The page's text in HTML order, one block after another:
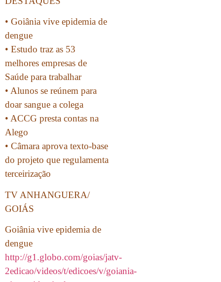
• Goiânia vive epidemia de
dengue
• Estudo traz as 53
melhores empresas de
Saúde para trabalhar
• Alunos se reúnem para
doar sangue a colega
• ACCG presta contas na
Alego
• Câmara aprova texto-base
do projeto que regulamenta
terceirização
TV ANHANGUERA/
GOIÁS
Goiânia vive epidemia de
dengue
http://g1.globo.com/goias/jatv-
2edicao/videos/t/edicoes/v/goiania-